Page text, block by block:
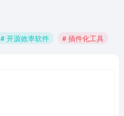
# 开源效率软件 # 插件化工具